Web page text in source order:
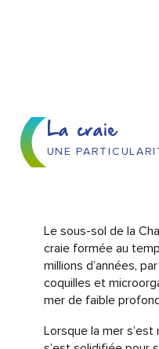
La craie
UNE
Le sous-sol de la
craie formée au
millions d’années,
coquilles et
mer de faible
Lorsque la mer